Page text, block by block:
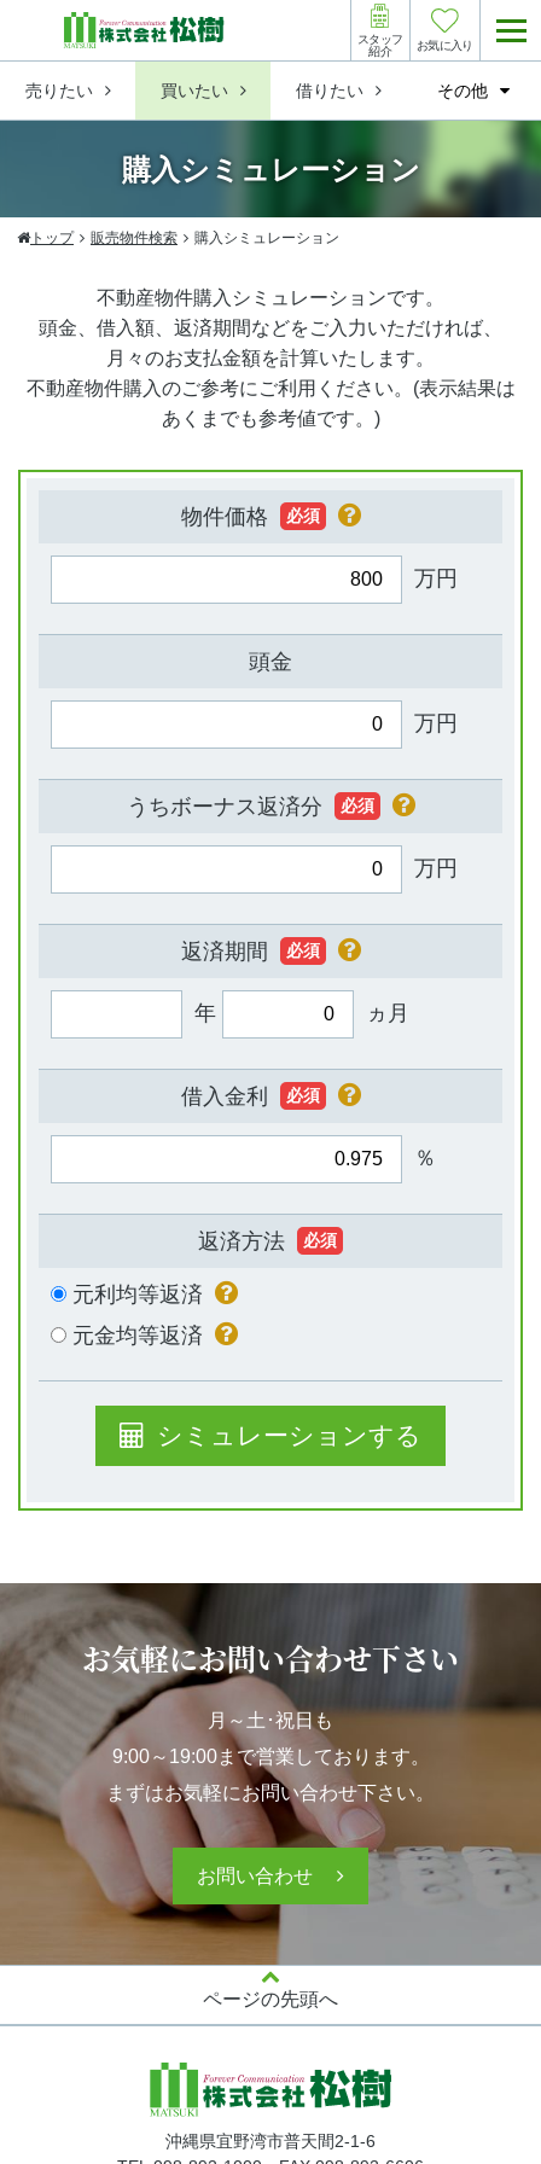
売りたい 買いたい 借りたい その他
スタッフ
紹介
お気に入り
購入シミュレーション
トップ 販売物件検索 購入シミュレーション
不動産物件購入シミュレーションです。
頭金、借入額、返済期間などをご入力いただければ、
月々のお支払金額を計算いたします。
不動産物件購入のご参考にご利用ください。(表示結果は
あくまでも参考値です。)
物件価格 必須
万円
頭金
万円
うちボーナス返済分 必須
万円
返済期間 必須
年 ヵ月
借入金利 必須
％
返済方法 必須
元利均等返済
元金均等返済
シミュレーションする
お気軽にお問い合わせ下さい
月～土･祝日も
9:00～19:00まで営業しております。
まずはお気軽にお問い合わせ下さい。
お問い合わせ
ページの先頭へ
沖縄県宜野湾市普天間2-1-6